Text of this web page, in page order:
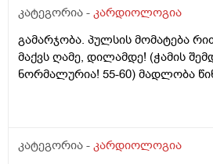
კატეგორია - კარდიოლოგია
გამარჯობა. პულსის მომატება
მაქვს ღამე, დილამდე! (ჭამის
ნორმალურია! 55-60) მადლობა
კატეგორია - კარდიოლოგია